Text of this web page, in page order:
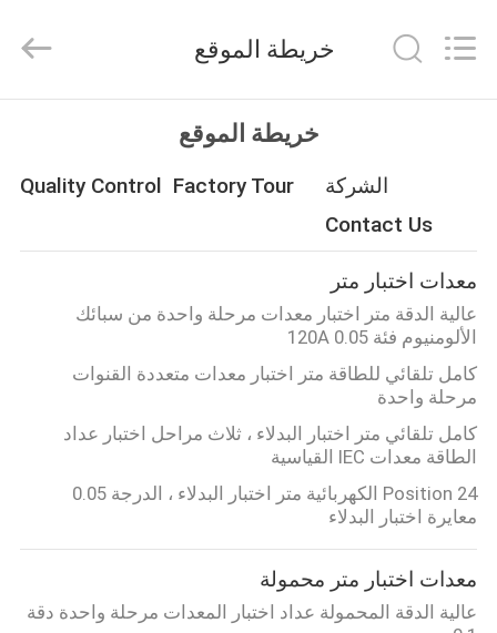
منتجات
معلومات
عنا
جولة
في
المعمل
مراقبة
الجودة
Ltd..
Reserved.
خريطة الموقع
خريطة الموقع
الشركة Factory Tour
Quality Control
Contact Us
معدات اختبار متر
عالية الدقة متر اختبار معدات مرحلة واحدة من سبائك
الألومنيوم فئة 0.05 120A
كامل تلقائي للطاقة متر اختبار معدات متعددة القنوات
مرحلة واحدة
كامل تلقائي متر اختبار البدلاء ، ثلاث مراحل اختبار عداد
الطاقة معدات IEC القياسية
24 Position الكهربائية متر اختبار البدلاء ، الدرجة 0.05
معايرة اختبار البدلاء
معدات اختبار متر محمولة
عالية الدقة المحمولة عداد اختبار المعدات مرحلة واحدة دقة